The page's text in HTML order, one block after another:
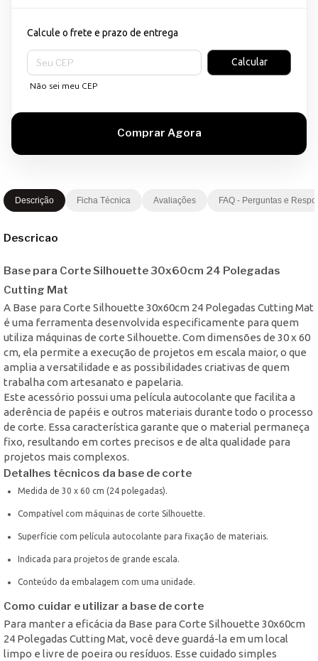
Calcule o frete e prazo de entrega
Entregas para o CEP:
Calcular
Não sei meu CEP
Descrição Ficha Técnica Avaliações FAQ - Perguntas e
Descricao
Base para Corte Silhouette 30x60cm 24 Polegadas
Cutting Mat
A Base para Corte Silhouette 30x60cm 24 Polegadas Cutting Mat
é uma ferramenta desenvolvida especificamente para quem
utiliza máquinas de corte Silhouette. Com dimensões de 30 x 60
cm, ela permite a execução de projetos em escala maior, o que
amplia a versatilidade e as possibilidades criativas de quem
trabalha com artesanato e papelaria.
Este acessório possui uma película autocolante que facilita a
aderência de papéis e outros materiais durante todo o processo
de corte. Essa característica garante que o material permaneça
fixo, resultando em cortes precisos e de alta qualidade para
projetos mais complexos.
Detalhes técnicos da base de corte
Medida de 30 x 60 cm (24 polegadas).
Compatível com máquinas de corte Silhouette.
Superfície com película autocolante para fixação de materiais.
Indicada para projetos de grande escala.
Conteúdo da embalagem com uma unidade.
Como cuidar e utilizar a base de corte
Para manter a eficácia da Base para Corte Silhouette 30x60cm
24 Polegadas Cutting Mat, você deve guardá-la em um local
limpo e livre de poeira ou resíduos. Esse cuidado simples